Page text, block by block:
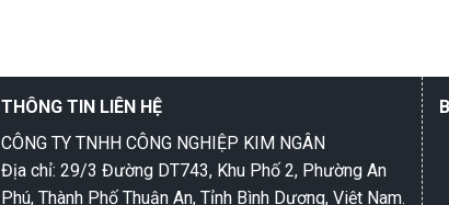
THÔNG TIN LIÊN HỆ
CÔNG TY TNHH CÔNG NGHIỆP KIM NGÂN
Địa chỉ: 29/3 Đường DT743, Khu Phố 2, Phường An
Phú, Thành Phố Thuận An, Tỉnh Bình Dương, Việt Nam.